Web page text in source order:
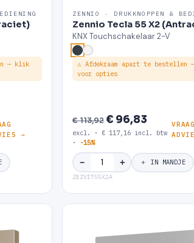
— klik
→
ZENNIO · DRUKKNOPPEN &
Zennio Tecla 55 X2
KNX Touchschakelaar 2-V
⚠ Afdekraam apart te bestellen
voor opties
€ 113,92€ 96,83
excl. · € 117,16 incl. btw
·
-15%
VRAAG
− ＋ ＋ IN MANDJE
ZEZVIT55X2A